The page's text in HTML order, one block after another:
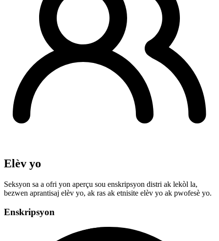
Elèv yo
Seksyon sa a ofri yon aperçu sou enskripsyon distri ak lekòl la,
bezwen aprantisaj elèv yo, ak ras ak etnisite elèv yo ak pwofesè yo.
Enskripsyon